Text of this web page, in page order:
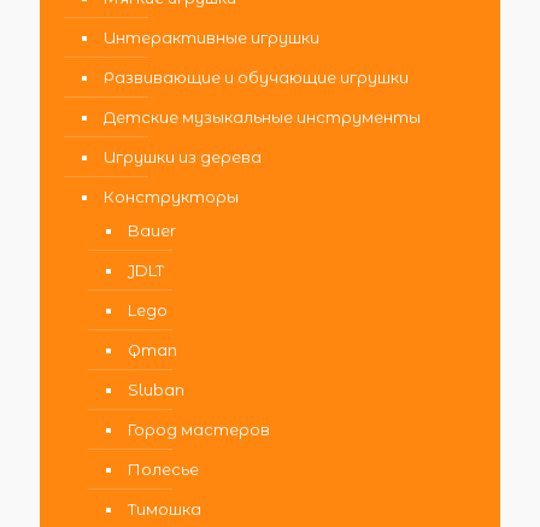
Интерактивные игрушки
Развивающие и обучающие игрушки
Детские музыкальные инструменты
Игрушки из дерева
Конструкторы
Bauer
JDLT
Lego
Qman
Sluban
Город мастеров
Полесье
Тимошка